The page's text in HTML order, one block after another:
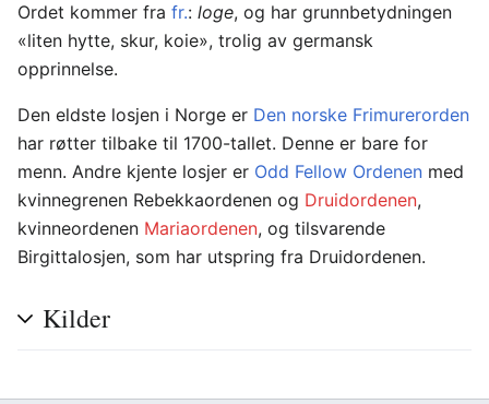
Ordet kommer fra fr.: loge, og har grunnbetydningen
«liten hytte, skur, koie», trolig av germansk
opprinnelse.
Den eldste losjen i Norge er Den norske Frimurerorden
har røtter tilbake til 1700-tallet. Denne er bare for
menn. Andre kjente losjer er Odd Fellow Ordenen med
kvinnegrenen Rebekkaordenen og Druidordenen,
kvinneordenen Mariaordenen, og tilsvarende
Birgittalosjen, som har utspring fra Druidordenen.
Kilder